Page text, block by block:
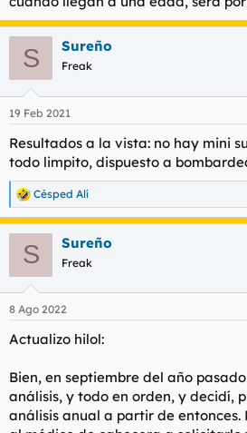
S Sureño
Freak
19 Feb 2021
Resultados a la vista: no hay mini
todo limpito, dispuesto a
R
e
a
e
:
Césped Alí
S Sureño
Freak
8 Ago 2022
Actualizo hilol:
Bien, en septiembre del año
análisis, y todo en orden, y decidí,
análisis anual a partir de entonces.